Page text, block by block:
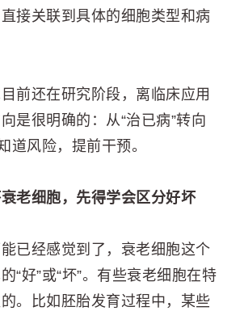
接关联到具体的细胞类型和病
前还在研究阶段，离临床应用
是很明确的：从“治已病”转向
道风险，提前干预。
老细胞，先得学会区分好坏
已经感觉到了，衰老细胞这个
“好”或“坏”。有些衰老细胞在特
。比如胚胎发育过程中，某些